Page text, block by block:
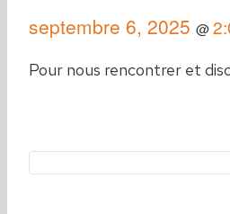
septembre 6, 2025 @
Pour nous rencontrer et